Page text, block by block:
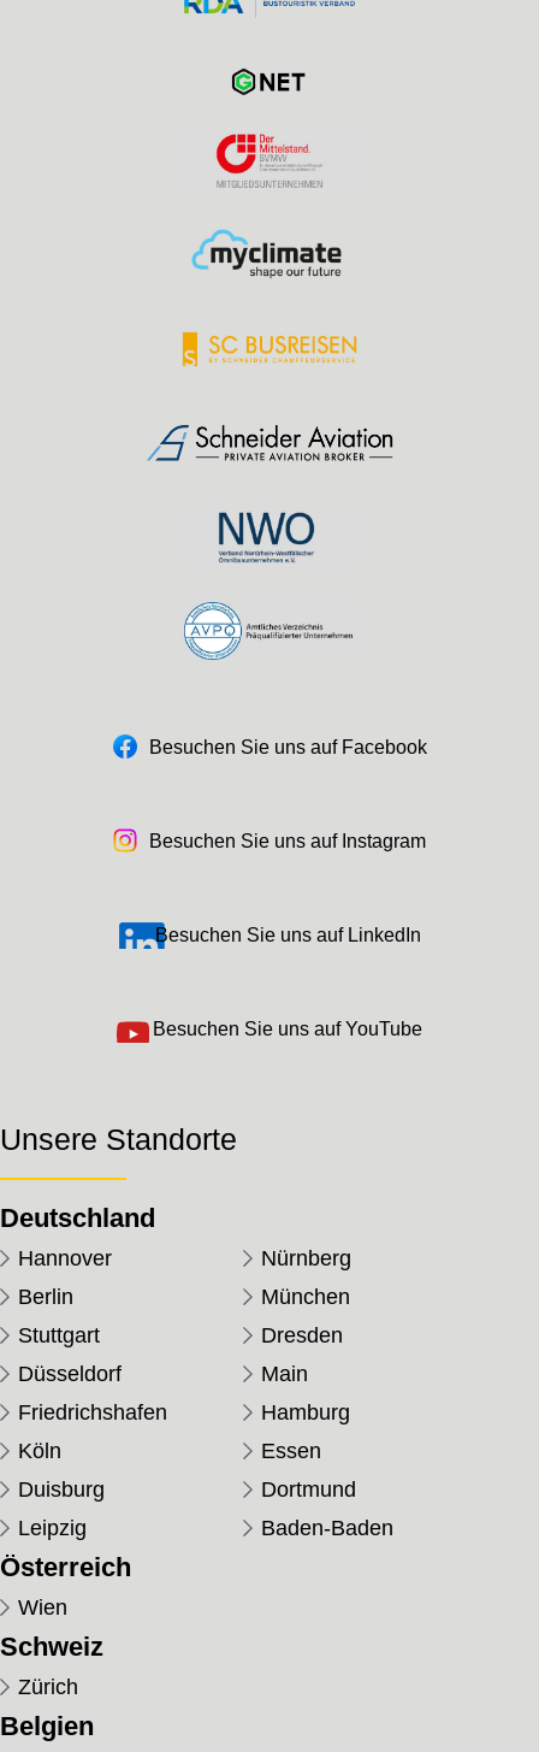
Besuchen Sie uns auf Facebook
Besuchen Sie uns auf Instagram
Besuchen Sie uns auf LinkedIn
Besuchen Sie uns auf YouTube
Unsere Standorte
Deutschland
Hannover
Nürnberg
Berlin
München
Stuttgart
Dresden
Düsseldorf
Main
Friedrichshafen
Hamburg
Köln
Essen
Duisburg
Dortmund
Leipzig
Baden-Baden
Österreich
Wien
Schweiz
Zürich
Belgien